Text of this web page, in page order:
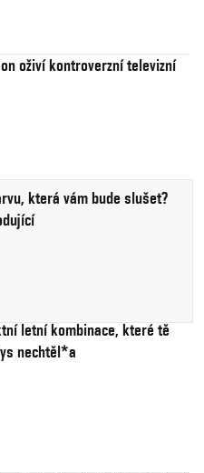
oživí kontroverzní televizní
která vám bude slušet?
letní kombinace, které tě
nechtěl*a